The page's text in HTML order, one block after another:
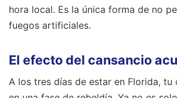
hora local. Es la única forma de no
fuegos artificiales.
El efecto del cansancio
A los tres días de estar en Florida, tu